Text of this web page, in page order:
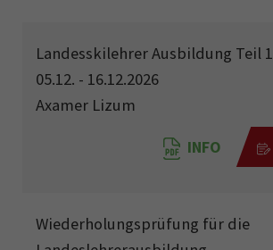
Landesskilehrer Ausbildung Teil 1
05.12. - 16.12.2026
Axamer Lizum
INFO
Wiederholungsprüfung für die